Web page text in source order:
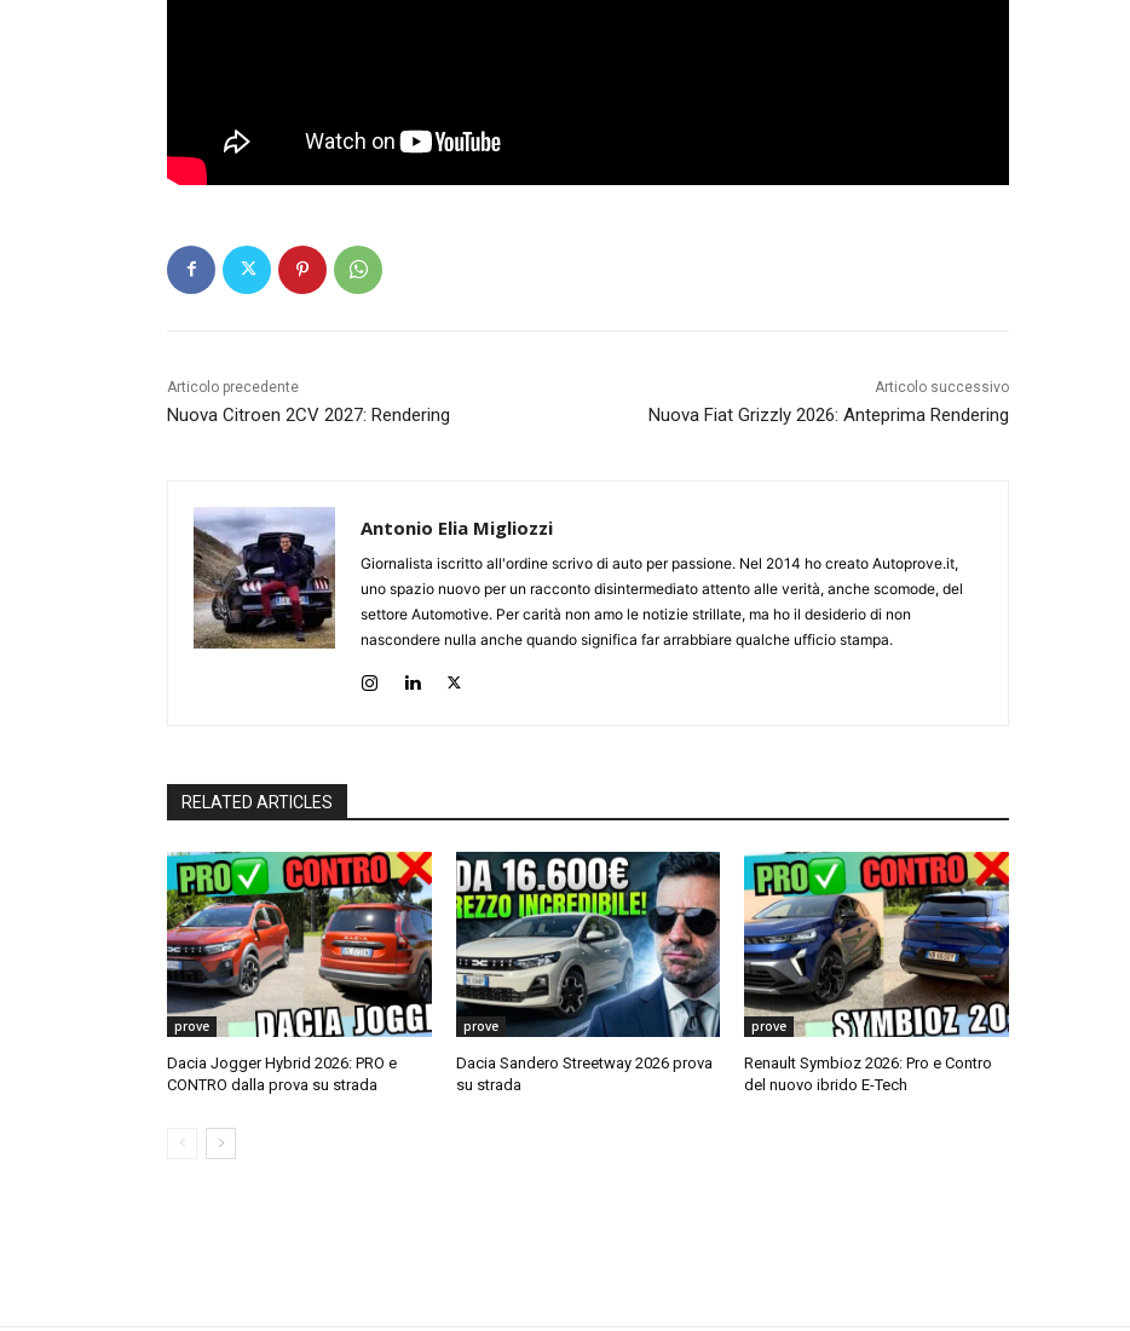
Articolo precedente
Nuova Citroen 2CV 2027: Rendering
Articolo successivo
Nuova Fiat Grizzly 2026: Anteprima Rendering
Antonio Elia Migliozzi
Giornalista iscritto all'ordine scrivo di auto per passione. Nel 2014 ho creato Autoprove.it,
uno spazio nuovo per un racconto disintermediato attento alle verità, anche scomode, del
settore Automotive. Per carità non amo le notizie strillate, ma ho il desiderio di non
nascondere nulla anche quando significa far arrabbiare qualche ufficio stampa.
RELATED ARTICLES
prove
Dacia Jogger Hybrid 2026: PRO e
CONTRO dalla prova su strada
prove
Dacia Sandero Streetway 2026 prova
su strada
prove
Renault Symbioz 2026: Pro e Contro
del nuovo ibrido E-Tech